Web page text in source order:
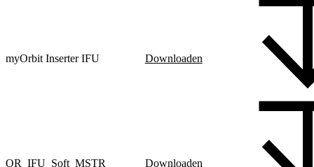
myOrbit Inserter IFU Downloaden
OR_IFU_Soft_MSTR Downloaden